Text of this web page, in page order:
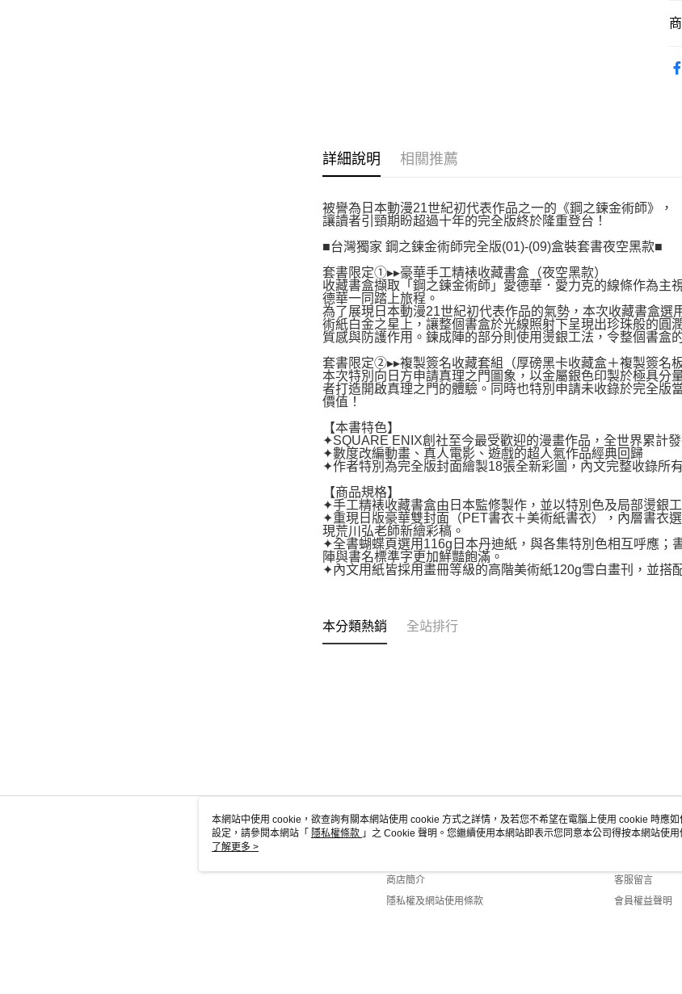
詳細說明 相關推薦
被譽為日本動漫21世紀初代表作品之一的《鋼之鍊金術師》，
讓讀者引頸期盼超過十年的完全版終於隆重登台！
■台灣獨家 鋼之鍊金術師完全版(01)-(09)盒裝套書夜空黑款■
套書限定①▸▸豪華手工精裱收藏書盒（夜空黑款）
收藏書盒擷取「鋼之鍊金術師」愛德華．愛力克的線條作為主
德華一同踏上旅程。
為了展現日本動漫21世紀初代表作品的氣勢，本次收藏書盒
術紙白金之星上，讓整個書盒於光線照射下呈現出珍珠般的圓
質感與防護作用。鍊成陣的部分則使用燙銀工法，令整個書盒
套書限定②▸▸複製簽名收藏套組（厚磅黑卡收藏盒＋複製簽名板
本次特別向日方申請真理之門圖象，以金屬銀色印製於極具分
者打造開啟真理之門的體驗。同時也特別申請未收錄於完全版
價值！
【本書特色】
✦SQUARE ENIX創社至今最受歡迎的漫畫作品，全世界累計
✦數度改編動畫、真人電影、遊戲的超人氣作品經典回歸
✦作者特別為完全版封面繪製18張全新彩圖，內文完整收錄所有
【商品規格】
✦手工精裱收藏書盒由日本監修製作，並以特別色及局部燙銀
✦重現日版豪華雙封面（PET書衣＋美術紙書衣），內層書衣
現荒川弘老師新繪彩稿。
✦全書蝴蝶頁選用116g日本丹迪紙，與各集特別色相互呼應；
陣與書名標準字更加鮮豔飽滿。
✦內文用紙皆採用畫冊等級的高階美術紙120g雪白畫刊，並搭
本分類熱銷 全站排行
關於我們
商店簡介
隱私權及網站使用條款
客服資訊
客服留言
會員權益聲明
本網站中使用 cookie，欲查詢有關本網站使用 cookie 方式之詳情，及若您不希望在電腦上使用 cookie 時應
設定，請參閱本網站「 隱私權條款 」之 Cookie 聲明。您繼續使用本網站即表示您同意本公司得按本網站使
使用 cookie。
了解更多 >